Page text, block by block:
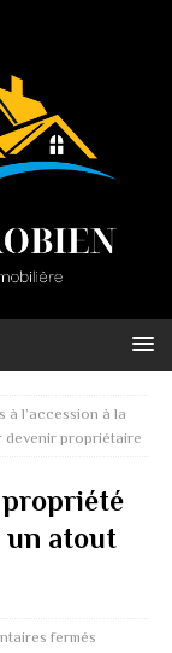
à l’accession à la
devenir propriétaire
propriété
un atout
fermés